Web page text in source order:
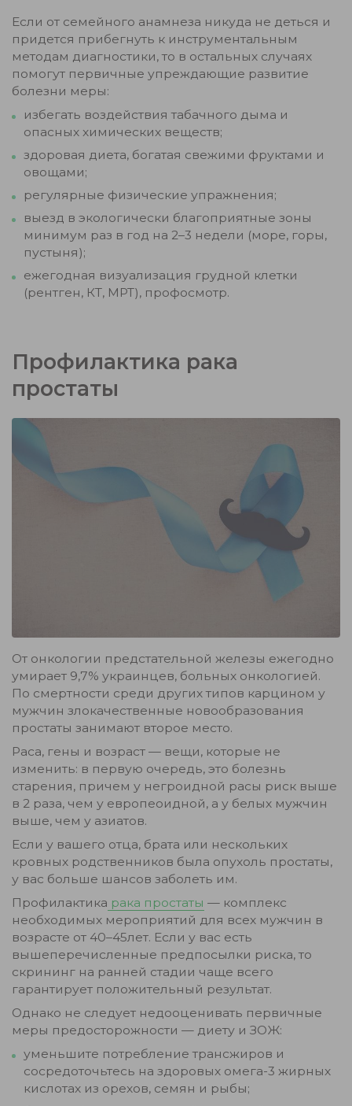
Если от семейного анамнеза никуда не деться и
придется прибегнуть к инструментальным
методам диагностики, то в остальных случаях
помогут первичные упреждающие развитие
болезни меры:
избегать воздействия табачного дыма и
опасных химических веществ;
здоровая диета, богатая свежими фруктами и
овощами;
регулярные физические упражнения;
выезд в экологически благоприятные зоны
минимум раз в год на 2–3 недели (море, горы,
пустыня);
ежегодная визуализация грудной клетки
(рентген, КТ, МРТ), профосмотр.
Профилактика рака
простаты
От онкологии предстательной железы ежегодно
умирает 9,7% украинцев, больных онкологией.
По смертности среди других типов карцином у
мужчин злокачественные новообразования
простаты занимают второе место.
Раса, гены и возраст — вещи, которые не
изменить: в первую очередь, это болезнь
старения, причем у негроидной расы риск выше
в 2 раза, чем у европеоидной, а у белых мужчин
выше, чем у азиатов.
Если у вашего отца, брата или нескольких
кровных родственников была опухоль простаты,
у вас больше шансов заболеть им.
Профилактика рака простаты — комплекс
необходимых мероприятий для всех мужчин в
возрасте от 40–45лет. Если у вас есть
вышеперечисленные предпосылки риска, то
скрининг на ранней стадии чаще всего
гарантирует положительный результат.
Однако не следует недооценивать первичные
меры предосторожности — диету и ЗОЖ:
уменьшите потребление трансжиров и
сосредоточьтесь на здоровых омега-3 жирных
кислотах из орехов, семян и рыбы;